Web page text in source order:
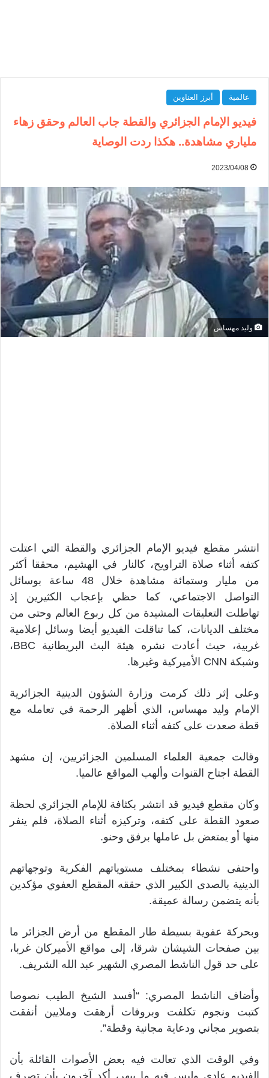
عالمية أبرز العناوين
فيديو الإمام الجزائري والقطة جاب العالم وحقق زهاء
ملياري مشاهدة.. هكذا ردت الوصاية
2023/04/08
وليد مهساس
انتشر مقطع فيديو الإمام الجزائري والقطة التي اعتلت
كتفه أثناء صلاة التراويح، كالنار في الهشيم، محققا أكثر
من مليار وستمائة مشاهدة خلال 48 ساعة بوسائل
التواصل الاجتماعي، كما حظي بإعجاب الكثيرين إذ
تهاطلت التعليقات المشيدة من كل ربوع العالم وحتى من
مختلف الديانات، كما تناقلت الفيديو أيضا وسائل إعلامية
غربية، حيث أعادت نشره هيئة البث البريطانية BBC،
وشبكة CNN الأميركية وغيرها.
وعلى إثر ذلك كرمت وزارة الشؤون الدينية الجزائرية
الإمام وليد مهساس، الذي أظهر الرحمة في تعامله مع
قطة صعدت على كتفه أثناء الصلاة.
وقالت جمعية العلماء المسلمين الجزائريين، إن مشهد
القطة اجتاح القنوات وألهب المواقع عالميا.
وكان مقطع فيديو قد انتشر بكثافة للإمام الجزائري لحظة
صعود القطة على كتفه، وتركيزه أثناء الصلاة، فلم ينفر
منها أو يمتعض بل عاملها برفق وحنو.
واحتفى نشطاء بمختلف مستوياتهم الفكرية وتوجهاتهم
الدينية بالصدى الكبير الذي حققه المقطع العفوي مؤكدين
بأنه يتضمن رسالة عميقة.
وبحركة عفوية بسيطة طار المقطع من أرض الجزائر ما
بين صفحات الشيشان شرقا، إلى مواقع الأميركان غربا،
على حد قول الناشط المصري الشهير عبد الله الشريف.
وأضاف الناشط المصري: “أفسد الشيخ الطيب نصوصا
كتبت ونجوم تكلفت وبروفات أرهقت وملايين أنفقت
بتصوير مجاني ودعاية مجانية وقطة”.
وفي الوقت الذي تعالت فيه بعض الأصوات القائلة بأن